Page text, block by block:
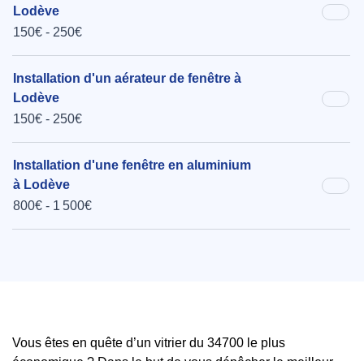
Lodève
150€ - 250€
Installation d'un aérateur de fenêtre à
Lodève
150€ - 250€
Installation d'une fenêtre en aluminium
à Lodève
800€ - 1 500€
Vous êtes en quête d’un vitrier du 34700 le plus